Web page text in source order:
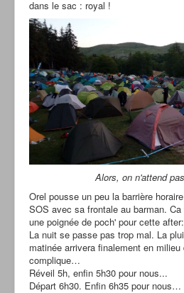
dans le sac : royal !
Alors, on n'attend
Orel pousse un peu la barrière
SOS avec sa frontale au barman.
une poignée de poch' pour cette
La nuit se passe pas trop mal. La
matinée arrivera finalement en
complique…
Réveil 5h, enfin 5h30 pour nous...
Départ 6h30. Enfin 6h35 pour nous…